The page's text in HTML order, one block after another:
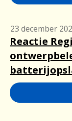
23 december
Reactie